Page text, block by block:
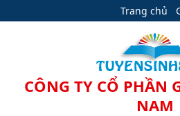
Trang chủ
CÔNG TY CỔ PHẦN
NAM